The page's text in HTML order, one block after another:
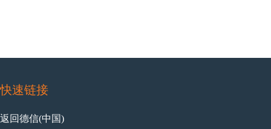
快速链接
返回德信(中国)